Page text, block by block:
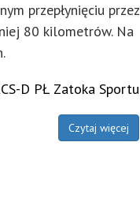
przepłynięciu przez
80 kilometrów. Na
D PŁ Zatoka Sportu
Czytaj więcej